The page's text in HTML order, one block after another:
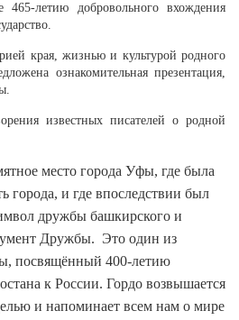
465-летию добровольного вхождения
края, жизнью и культурой родного
ознакомительная презентация,
известных писателей о родной
место города Уфы, где была
города, и где впоследствии был
дружбы башкирского и
Дружбы. Это один из
посвящённый 400-летию
к России. Гордо возвышается
и напоминает всем нам о мире